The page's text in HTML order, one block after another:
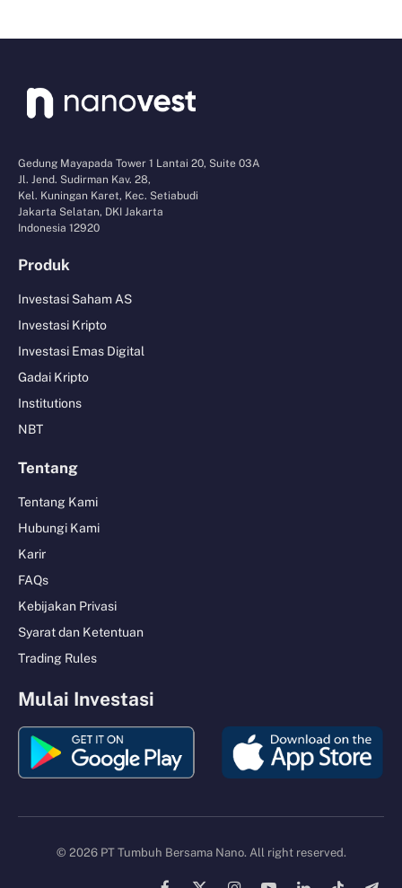
Gedung Mayapada Tower 1 Lantai 20, Suite 03A
Jl. Jend. Sudirman Kav. 28,
Kel. Kuningan Karet, Kec. Setiabudi
Jakarta Selatan, DKI Jakarta
Indonesia 12920
Produk
Investasi Saham AS
Investasi Kripto
Investasi Emas Digital
Gadai Kripto
Institutions
NBT
Tentang
Tentang Kami
Hubungi Kami
Karir
FAQs
Kebijakan Privasi
Syarat dan Ketentuan
Trading Rules
Mulai Investasi
© 2026 PT Tumbuh Bersama Nano. All right reserved.